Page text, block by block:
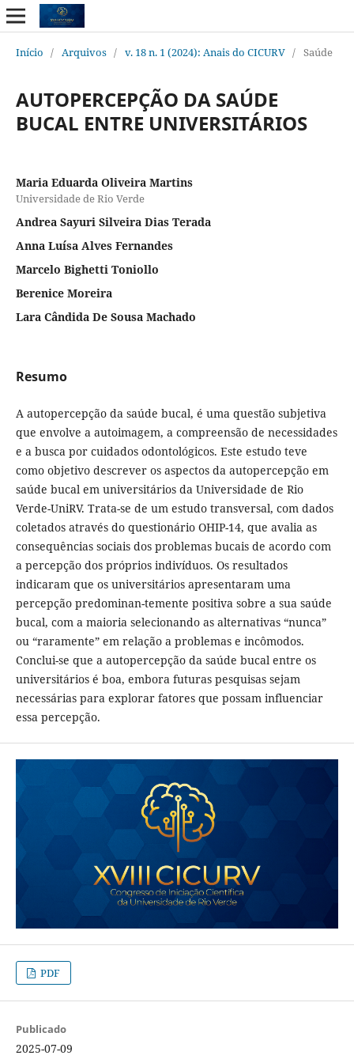
Início / Arquivos / v. 18 n. 1 (2024): Anais do CICURV / Saúde
AUTOPERCEPÇÃO DA SAÚDE
BUCAL ENTRE UNIVERSITÁRIOS
Maria Eduarda Oliveira Martins
Universidade de Rio Verde
Andrea Sayuri Silveira Dias Terada
Anna Luísa Alves Fernandes
Marcelo Bighetti Toniollo
Berenice Moreira
Lara Cândida De Sousa Machado
Resumo
A autopercepção da saúde bucal, é uma questão subjetiva
que envolve a autoimagem, a compreensão de necessidades
e a busca por cuidados odontológicos. Este estudo teve
como objetivo descrever os aspectos da autopercepção em
saúde bucal em universitários da Universidade de Rio
Verde-UniRV. Trata-se de um estudo transversal, com dados
coletados através do questionário OHIP-14, que avalia as
consequências sociais dos problemas bucais de acordo com
a percepção dos próprios indivíduos. Os resultados
indicaram que os universitários apresentaram uma
percepção predominan-temente positiva sobre a sua saúde
bucal, com a maioria selecionando as alternativas “nunca”
ou “raramente” em relação a problemas e incômodos.
Conclui-se que a autopercepção da saúde bucal entre os
universitários é boa, embora futuras pesquisas sejam
necessárias para explorar fatores que possam influenciar
essa percepção.
PDF
Publicado
2025-07-09